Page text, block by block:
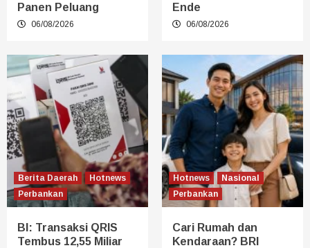
Panen Peluang
06/08/2026
Ende
06/08/2026
Berita Daerah
Hotnews
Perbankan
BI: Transaksi QRIS
Tembus 12,55 Miliar
Hotnews
Nasional
Perbankan
Cari Rumah dan
Kendaraan? BRI